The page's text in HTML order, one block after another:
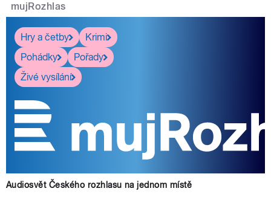
mujRozhlas
Hry a četby
Krimi
Pohádky
Pořady
Živé vysílání
Audiosvět Českého rozhlasu na jednom místě